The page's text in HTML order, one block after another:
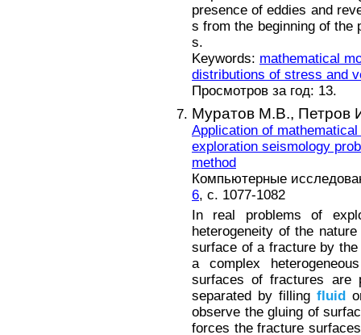
presence of eddies and
s from the beginning of the
s.
Keywords: mathematical
distributions of stress and
Просмотров за год: 13.
Муратов М.В., Петров
Application of
exploration seismology
method
Компьютерные
6, с. 1077-1082
In real problems of
heterogeneity of the
surface of a fracture by
a complex
surfaces of fractures are
separated by filling fluid
observe the gluing of
forces the fracture